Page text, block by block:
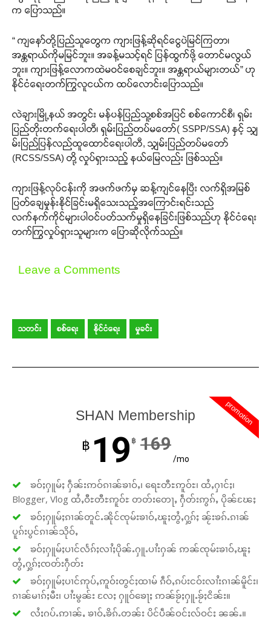
Support SHAN
Your support keeps our voice
strong. Join us today and help
heard, every voice counts, and
justice can thrive.
က ပြောသည်။
“ ကျနော်တို့ပြည်သူတွေက ကျားဖြန့်ဆိုရင်ငွေပဲမြင်ကြတာ၊
အန္တရာယ်ကိုမမြင်ဘူး။ အခန့်မသင့်ရင် ပြန်ထွက်ဖို့ တောင်မလွယ်
ဘူး။ ကျားဖြန့်လောကထဲမဝင်စေချင်ဘူး။ အန္တရာယ်များတယ်” ဟု
နိုင်ငံရေးတက်ကြွလူငယ်က ထပ်လောင်းပြောသည်။
လဲချားမြို့နယ် အတွင်း မန်ပန်ပြည်သူ့စစ်အပြင် စစ်ကောင်စီ၊ ရှမ်း
ပြည်တိုးတက်ရေးပါတီ၊ ရှမ်းပြည်တပ်မတော်( SSPP/SSA) နှင့် သျှ
မ်းပြည်ပြန်လည်ထူထောင်ရေးပါတီ, သျှမ်းပြည်တပ်မတော်
(RCSS/SSA) တို့ လှုပ်ရှားသည့် နယ်မြေလည်း ဖြစ်သည်။
ကျားဖြန့်လုပ်ငန်းကို အဖက်ဖက်မှ ဆန့်ကျင်နေပြီး လက်ရှိအမြစ်
ပြတ်ချေမှုန်းနိုင်ခြင်းမရှိသေးသည့်အကြောင်းရင်းသည်
လက်နက်ကိုင်များပါဝင်ပတ်သက်မှုရှိနေခြင်းဖြစ်သည်ဟု နိုင်ငံရေး
တက်ကြွလှုပ်ရှားသူများက ပြောဆိုလိုက်သည်။
Leave a Comments
သတင်း စစ်ရေး နိုင်ငံရေး မှုခင်း
promotion
SHAN Membership
฿ 19 ฿ 169
/mo
ၶဝ်ႈႁူမ်ႈ ႁဵၼ်းဢဝ်ၵၢၼ်ၶၢဝ်ႇ၊ ရေႊတီႊဢူဝ်ႊ၊ ထႆႇႁၢင်ႈ၊
Blogger, Vlog ထႆႇဝီႊတီႊဢူဝ်ႊ တတ်းတေႃႇ ႁဵတ်းဢွၵ်ႇ ပိုၼ်ၽႄႈ
ၶဝ်ႈႁူမ်ႈၵၢၼ်တူင်ႉၼိုင်ၸုမ်းၶၢဝ်ႇၽူႈတွႆႇႁွၵ်ႈ ၼႂ်းၶၵ်ႉၵၢၼ်
ပူၵ်းပွင်ၵၢၼ်သိုဝ်ႇ
ၶဝ်ႈႁူမ်ႈပၢင်လႅၵ်ႈလၢႆႈပိုၼ်ႉႁူႉပၢႆးႁၼ် ဢၼ်ၸုမ်းၶၢဝ်ႇၽူႈ
တွႆႇႁွၵ်ႈၸတ်းႁဵတ်း
ၶဝ်ႈႁူမ်ႈပၢင်ဢုပ်ႇဢူဝ်းတွင်ႈထၢမ် ၵဵဝ်ႇၵပ်းငဝ်းလၢႆးၵၢၼ်မိူင်း၊
ၵၢၼ်မၢၵ်ႈမီး၊ ပၢႆးမွၼ်း လႄႈ ႁူဝ်ၶေႃႈ ဢၼ်ၶႂ်ႈႁူႉၶႂ်ႈငိၼ်း။
လႆႈႁပ်ႉဢၢၼ်ႇ ၶၢဝ်ႇၶိုၵ်ႉတွၼ်း ပိူင်ပဵၼ်ဝူင်ႈလႂ်ဝူင်ႈ ၼၼ်ႉ။